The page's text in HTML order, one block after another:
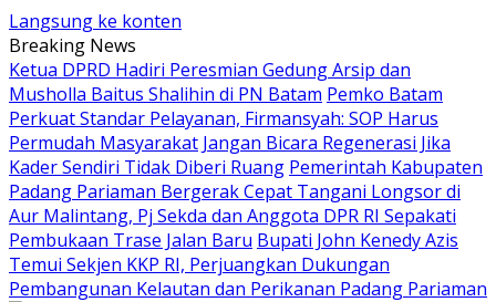
Langsung ke konten
Breaking News
Ketua DPRD Hadiri Peresmian Gedung Arsip dan
Musholla Baitus Shalihin di PN Batam Pemko Batam
Perkuat Standar Pelayanan, Firmansyah: SOP Harus
Permudah Masyarakat Jangan Bicara Regenerasi Jika
Kader Sendiri Tidak Diberi Ruang Pemerintah Kabupaten
Padang Pariaman Bergerak Cepat Tangani Longsor di
Aur Malintang, Pj Sekda dan Anggota DPR RI Sepakati
Pembukaan Trase Jalan Baru Bupati John Kenedy Azis
Temui Sekjen KKP RI, Perjuangkan Dukungan
Pembangunan Kelautan dan Perikanan Padang Pariaman